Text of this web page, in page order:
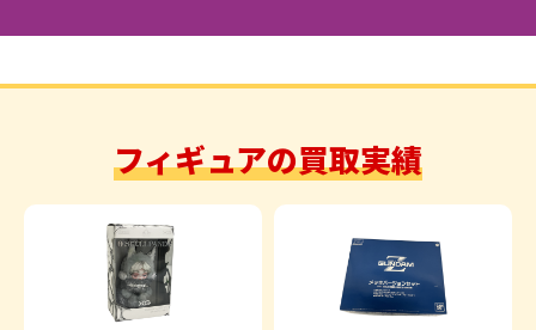
フィギュアの買取実績